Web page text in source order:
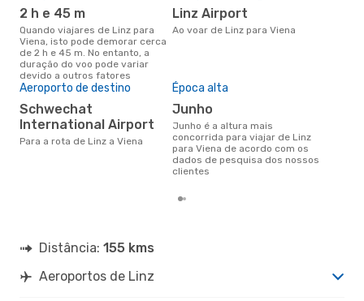
2 h e 45 m
Quando viajares de Linz para
Viena, isto pode demorar cerca
de 2 h e 45 m. No entanto, a
duração do voo pode variar
devido a outros fatores
Linz Airport
Ao voar de Linz para Viena
Aeroporto de destino
Schwechat
International Airport
Para a rota de Linz a Viena
Época alta
junho
junho é a altura mais
concorrida para viajar de Linz
para Viena de acordo com os
dados de pesquisa dos nossos
clientes
Distância: 155 kms
Aeroportos de Linz